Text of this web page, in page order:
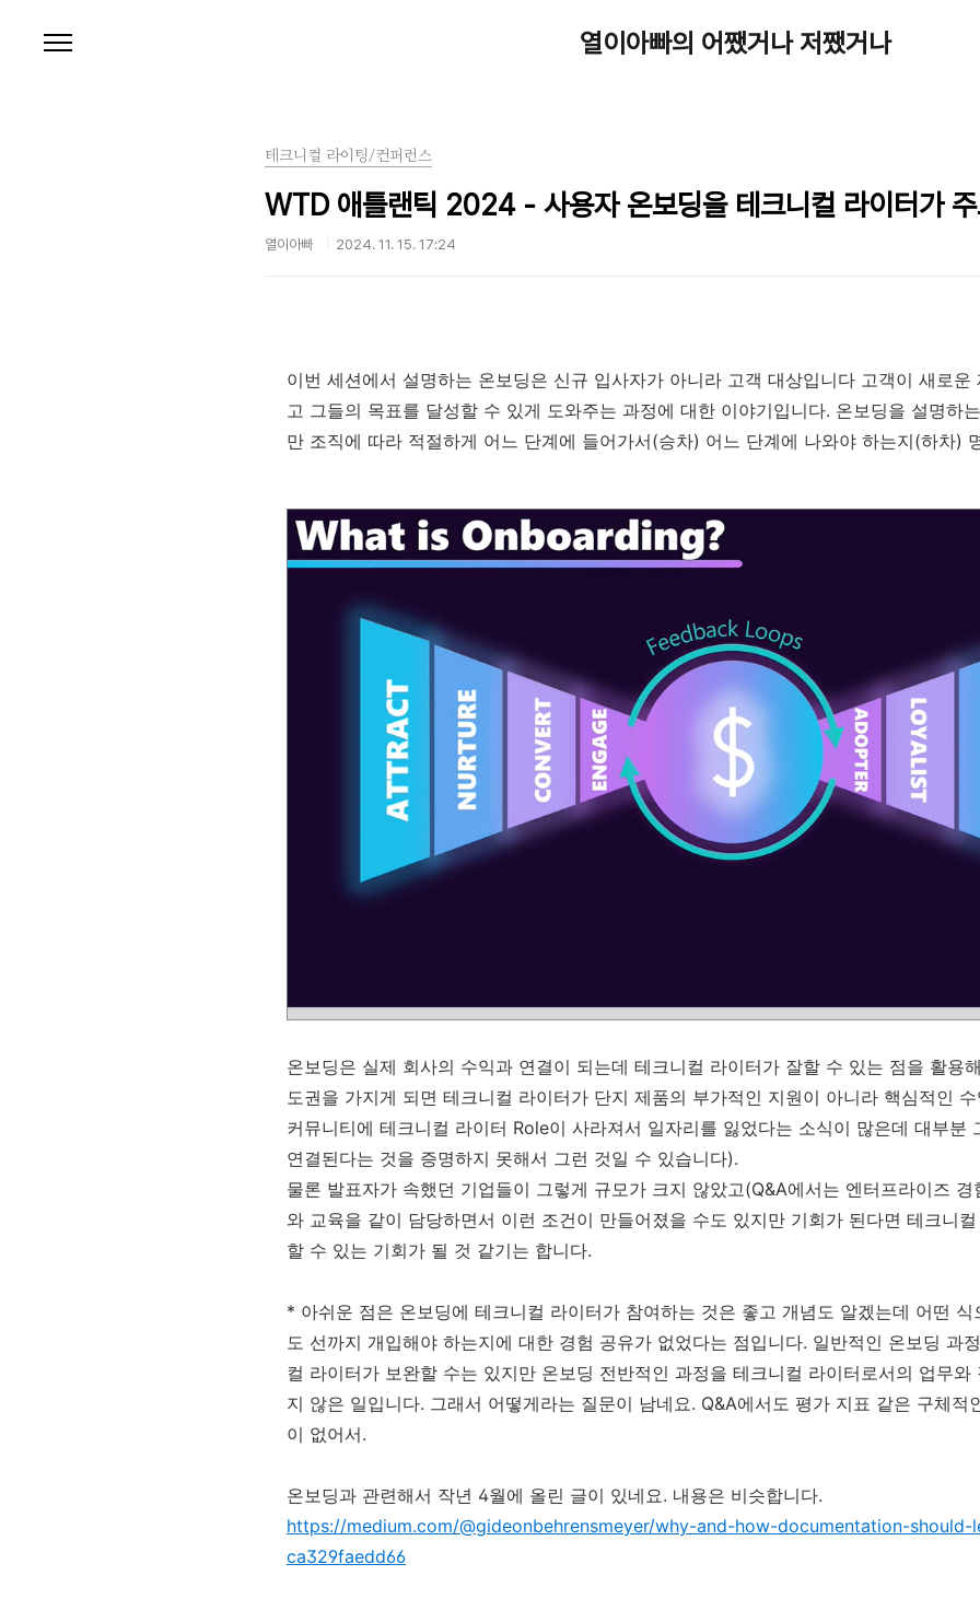
열이아빠의 어쨌거나 저쨌거나
테크니컬 라이팅/컨퍼런스
WTD 애틀랜틱 2024 - 사용자 온보딩을 테크니컬 라이터가
열이아빠 2024. 11. 15. 17:24
이번 세션에서 설명하는 온보딩은 신규 입사자가 아니라 고객 대상입니다 고객이 새로운
고 그들의 목표를 달성할 수 있게 도와주는 과정에 대한 이야기입니다. 온보딩을 설명하
만 조직에 따라 적절하게 어느 단계에 들어가서(승차) 어느 단계에 나와야 하는지(하차)
온보딩은 실제 회사의 수익과 연결이 되는데 테크니컬 라이터가 잘할 수 있는 점을 활용
도권을 가지게 되면 테크니컬 라이터가 단지 제품의 부가적인 지원이 아니라 핵심적인
커뮤니티에 테크니컬 라이터 Role이 사라져서 일자리를 잃었다는 소식이 많은데 대부분
연결된다는 것을 증명하지 못해서 그런 것일 수 있습니다).
물론 발표자가 속했던 기업들이 그렇게 규모가 크지 않았고(Q&A에서는 엔터프라이즈
와 교육을 같이 담당하면서 이런 조건이 만들어졌을 수도 있지만 기회가 된다면 테크니
할 수 있는 기회가 될 것 같기는 합니다.
* 아쉬운 점은 온보딩에 테크니컬 라이터가 참여하는 것은 좋고 개념도 알겠는데 어떤
도 선까지 개입해야 하는지에 대한 경험 공유가 없었다는 점입니다. 일반적인 온보딩 과
컬 라이터가 보완할 수는 있지만 온보딩 전반적인 과정을 테크니컬 라이터로서의 업무와
지 않은 일입니다. 그래서 어떻게라는 질문이 남네요. Q&A에서도 평가 지표 같은 구체적
이 없어서.
온보딩과 관련해서 작년 4월에 올린 글이 있네요. 내용은 비슷합니다.
https://medium.com/@gideonbehrensmeyer/why-and-how-documentation-
ca329faedd66